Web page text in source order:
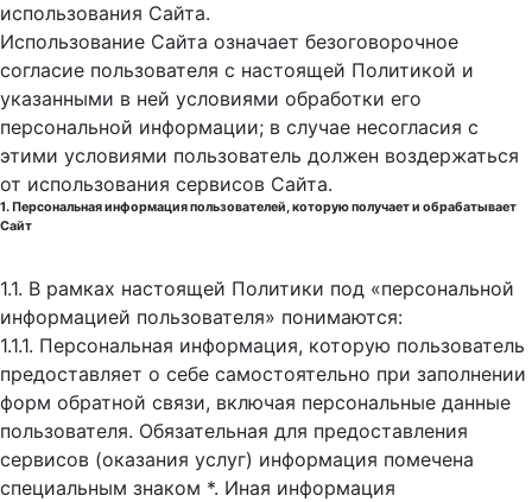
использования Cайта.
Использование Сайта означает безоговорочное
согласие пользователя с настоящей Политикой и
указанными в ней условиями обработки его
персональной информации; в случае несогласия с
этими условиями пользователь должен воздержаться
от использования сервисов Сайта.
1. Персональная информация пользователей, которую получает и обрабатывает
Сайт
1.1. В рамках настоящей Политики под «персональной
информацией пользователя» понимаются:
1.1.1. Персональная информация, которую пользователь
предоставляет о себе самостоятельно при заполнении
форм обратной связи, включая персональные данные
пользователя. Обязательная для предоставления
сервисов (оказания услуг) информация помечена
специальным знаком *. Иная информация